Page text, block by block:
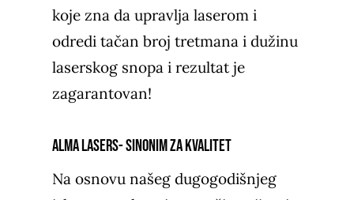
koje zna da upravlja laserom i
odredi tačan broj tretmana i dužinu
laserskog snopa i rezultat je
zagarantovan!
ALMA LASERS- SINONIM ZA KVALITET
Na osnovu našeg dugogodišnjeg